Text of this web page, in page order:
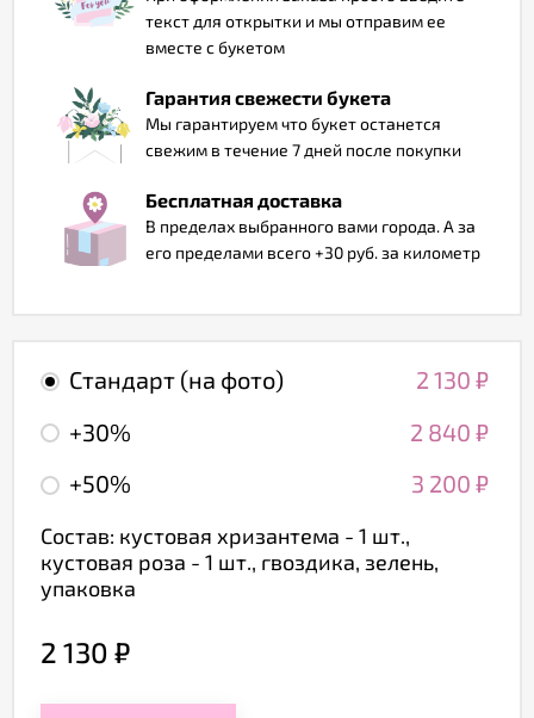
текст для открытки и мы отправим ее
вместе с букетом
Гарантия свежести букета
Мы гарантируем что букет останется
свежим в течение 7 дней после покупки
Бесплатная доставка
В пределах выбранного вами города. А за
его пределами всего +30 руб. за километр
Стандарт (на фото) 2 130 ₽
+30%
2 840 ₽
+50%
3 200 ₽
Состав: кустовая хризантема - 1 шт.,
кустовая роза - 1 шт., гвоздика, зелень,
упаковка
2 130 ₽